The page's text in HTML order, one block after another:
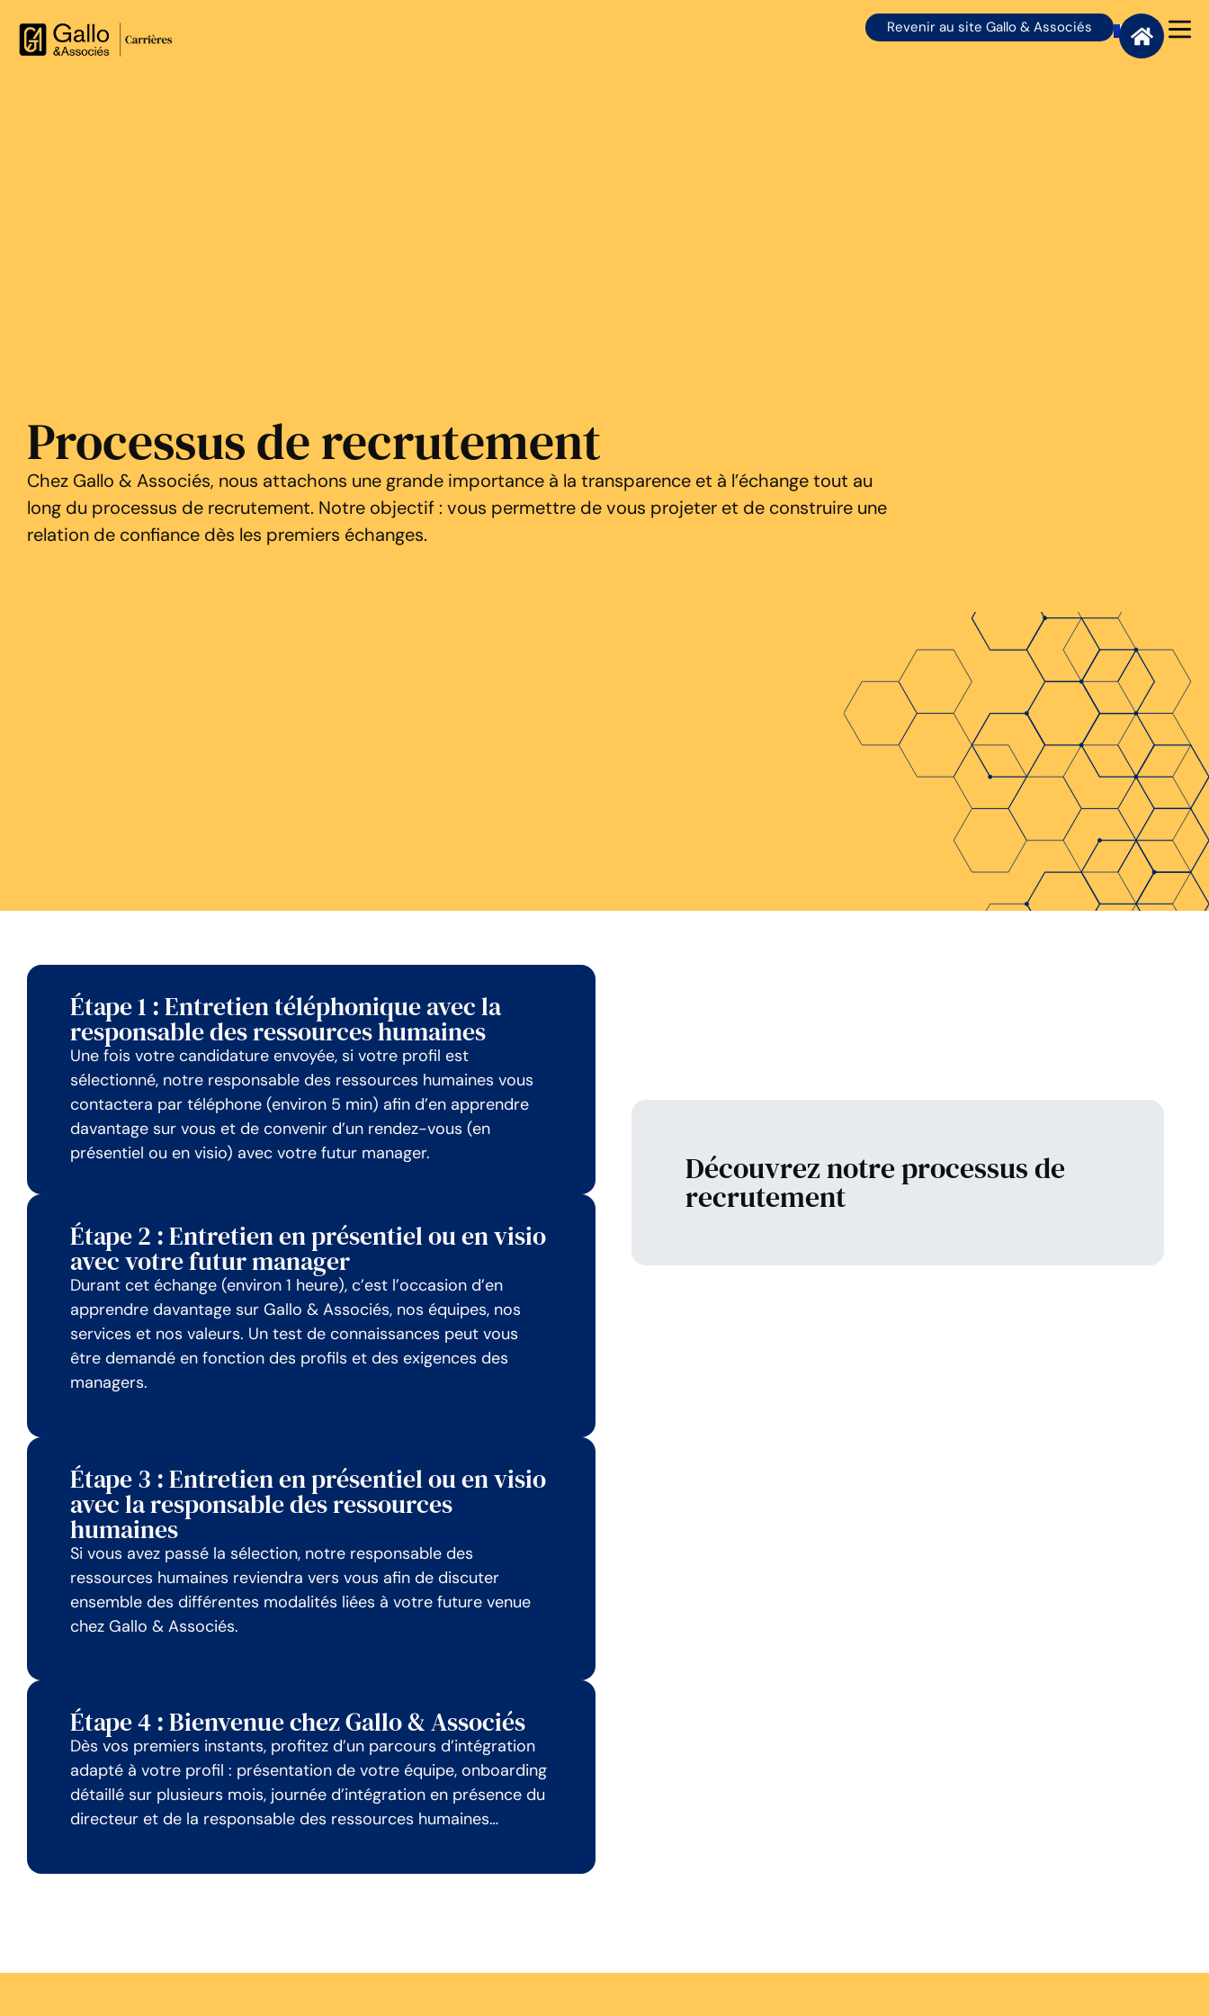
Revenir au site Gallo & Associés
Processus de recrutement
Chez Gallo & Associés, nous attachons une grande importance à la transparence et à l’échange tout au
long du processus de recrutement. Notre objectif : vous permettre de vous projeter et de construire une
relation de confiance dès les premiers échanges.
Étape 1 : Entretien téléphonique avec la
responsable des ressources humaines
Une fois votre candidature envoyée, si votre profil est
sélectionné, notre responsable des ressources humaines vous
contactera par téléphone (environ 5 min) afin d’en apprendre
davantage sur vous et de convenir d’un rendez-vous (en
présentiel ou en visio) avec votre futur manager.
Étape 2 : Entretien en présentiel ou en visio
avec votre futur manager
Durant cet échange (environ 1 heure), c’est l’occasion d’en
apprendre davantage sur Gallo & Associés, nos équipes, nos
services et nos valeurs. Un test de connaissances peut vous
être demandé en fonction des profils et des exigences des
managers.
Étape 3 : Entretien en présentiel ou en visio
avec la responsable des ressources
humaines
Si vous avez passé la sélection, notre responsable des
ressources humaines reviendra vers vous afin de discuter
ensemble des différentes modalités liées à votre future venue
chez Gallo & Associés.
Étape 4 : Bienvenue chez Gallo & Associés
Dès vos premiers instants, profitez d’un parcours d’intégration
adapté à votre profil : présentation de votre équipe, onboarding
détaillé sur plusieurs mois, journée d’intégration en présence du
directeur et de la responsable des ressources humaines…
Découvrez notre processus de
recrutement